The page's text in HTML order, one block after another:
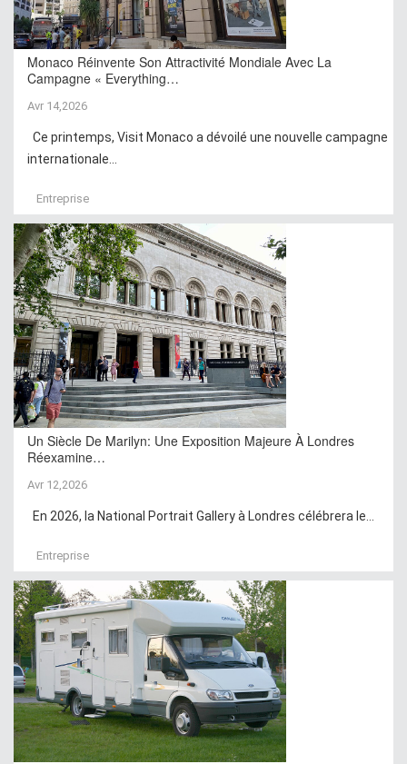
Monaco Réinvente Son Attractivité Mondiale Avec La
Campagne « Everything…
Avr 14,2026
Ce printemps, Visit Monaco a dévoilé une nouvelle campagne
internationale...
Entreprise
Un Siècle De Marilyn: Une Exposition Majeure À Londres
Réexamine…
Avr 12,2026
En 2026, la National Portrait Gallery à Londres célébrera le...
Entreprise